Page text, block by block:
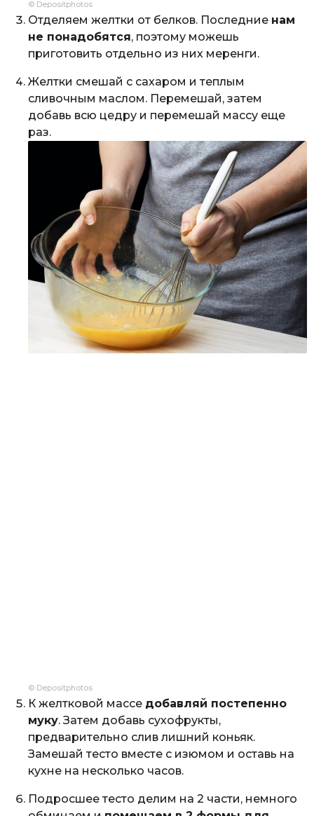
© Depositphotos
Отделяем желтки от белков. Последние нам
не понадобятся, поэтому можешь
приготовить отдельно из них меренги.
Желтки смешай с сахаром и теплым
сливочным маслом. Перемешай, затем
добавь всю цедру и перемешай массу еще
раз.
© Depositphotos
К желтковой массе добавляй постепенно
муку. Затем добавь сухофрукты,
предварительно слив лишний коньяк.
Замешай тесто вместе с изюмом и оставь на
кухне на несколько часов.
Подросшее тесто делим на 2 части, немного